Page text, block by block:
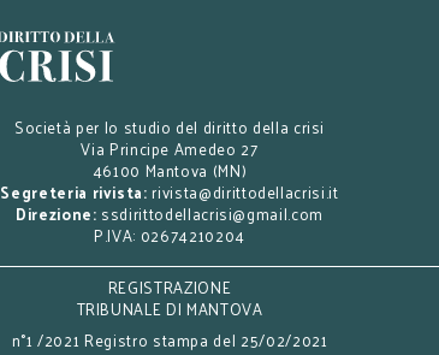
Società per lo studio del diritto della crisi
Via Principe Amedeo 27
46100 Mantova (MN)
Segreteria rivista: rivista@dirittodellacrisi.it
Direzione: ssdirittodellacrisi@gmail.com
P.IVA: 02674210204
REGISTRAZIONE
TRIBUNALE DI MANTOVA
n°1 /2021 Registro stampa del 25/02/2021